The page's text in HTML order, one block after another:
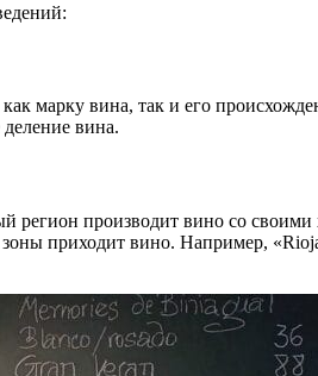
марку вина, так и его
деление вина.
производит вино со своими
зоны приходит вино. Например,